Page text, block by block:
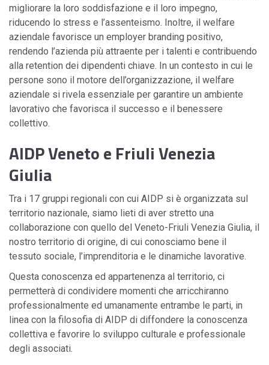
migliorare la loro soddisfazione e il loro impegno,
riducendo lo stress e l’assenteismo. Inoltre, il welfare
aziendale favorisce un employer branding positivo,
rendendo l’azienda più attraente per i talenti e contribuendo
alla retention dei dipendenti chiave. In un contesto in cui le
persone sono il motore dell’organizzazione, il welfare
aziendale si rivela essenziale per garantire un ambiente
lavorativo che favorisca il successo e il benessere
collettivo.
AIDP Veneto e Friuli Venezia
Giulia
Tra i 17 gruppi regionali con cui AIDP si è organizzata sul
territorio nazionale, siamo lieti di aver stretto una
collaborazione con quello del Veneto-Friuli Venezia Giulia, il
nostro territorio di origine, di cui conosciamo bene il
tessuto sociale, l’imprenditoria e le dinamiche lavorative.
Questa conoscenza ed appartenenza al territorio, ci
permetterà di condividere momenti che arricchiranno
professionalmente ed umanamente entrambe le parti, in
linea con la filosofia di AIDP di diffondere la conoscenza
collettiva e favorire lo sviluppo culturale e professionale
degli associati.